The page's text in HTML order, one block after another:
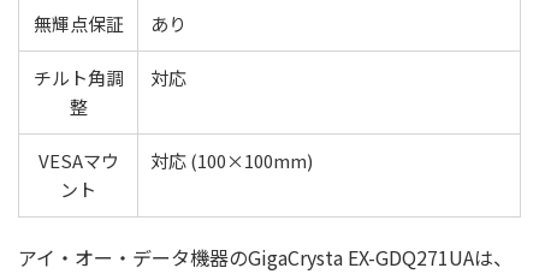
無輝点保証 あり
チルト角調
整
対応
VESAマウ
ント
対応 (100×100mm)
アイ・オー・データ機器のGigaCrysta EX-GDQ271UAは、